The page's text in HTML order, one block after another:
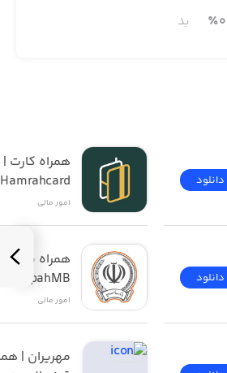
٪0 بد
دانلود
دانلود
Hamrahcard
امور ‌مالی
SepahMB
امور ‌مالی